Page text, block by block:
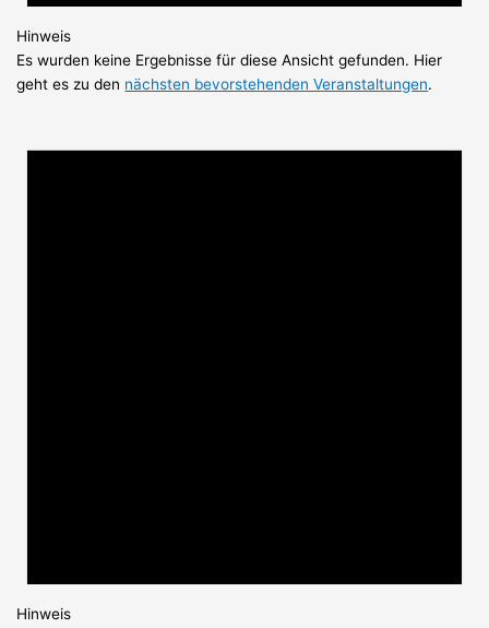
Hinweis
Es wurden keine Ergebnisse für diese Ansicht gefunden. Hier
geht es zu den nächsten bevorstehenden Veranstaltungen.
Hinweis